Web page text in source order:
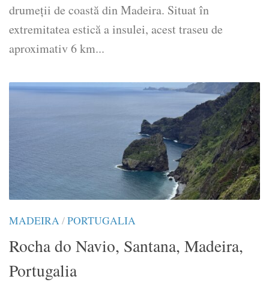
drumeții de coastă din Madeira. Situat în
extremitatea estică a insulei, acest traseu de
aproximativ 6 km...
MADEIRA/PORTUGALIA
Rocha do Navio, Santana, Madeira,
Portugalia